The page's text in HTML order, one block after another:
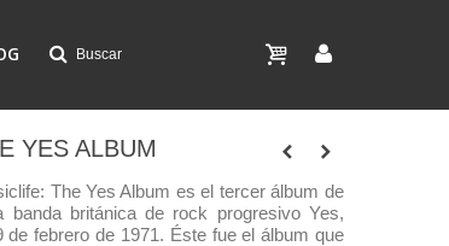
Buscar
YES ALBUM
The Yes Album es el tercer álbum de
banda británica de rock progresivo Yes,
de febrero de 1971. Éste fue el álbum que